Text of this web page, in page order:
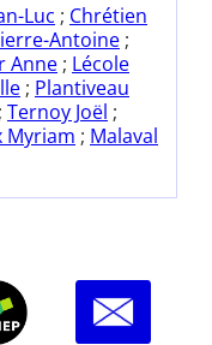
Luc ; Chrétien
Antoine ;
Anne ; Lécole
; Plantiveau
; Ternoy Joël ;
Myriam ; Malaval